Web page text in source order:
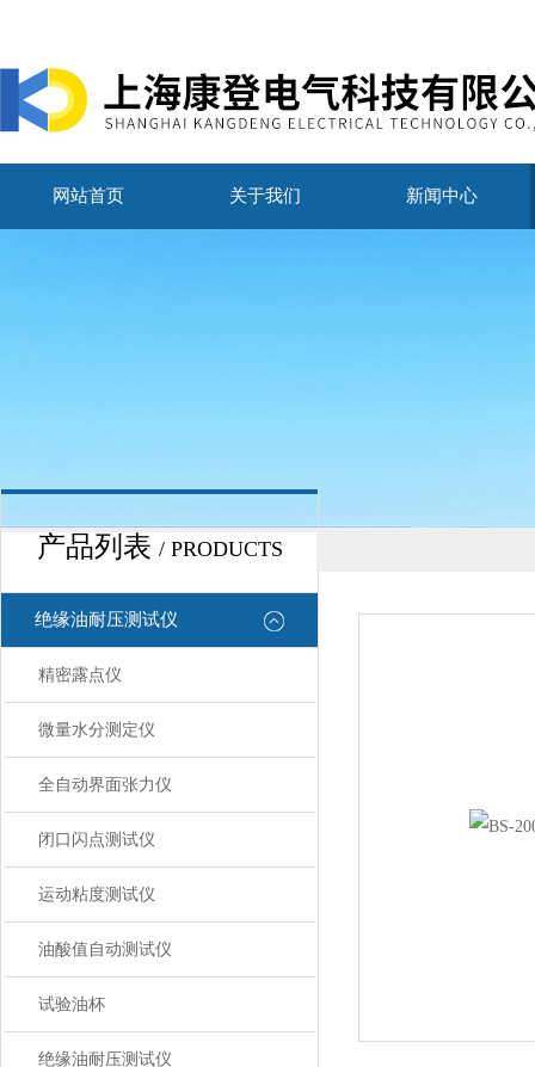
网站首页 关于我们 新闻中心
产品列表 / PRODUCTS
绝缘油耐压测试仪
精密露点仪
微量水分测定仪
全自动界面张力仪
闭口闪点测试仪
运动粘度测试仪
油酸值自动测试仪
试验油杯
绝缘油耐压测试仪